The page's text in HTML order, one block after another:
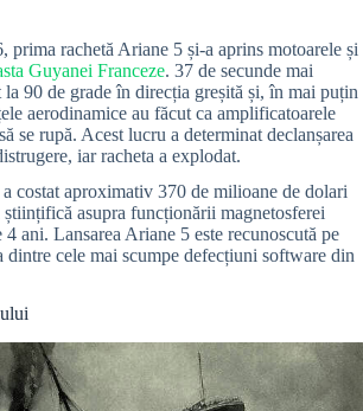
prima rachetă Ariane 5 și-a aprins motoarele și
Guyanei Franceze. 37 de secunde mai
la 90 de grade în direcția greșită și, în mai puțin
aerodinamice au făcut ca amplificatoarele
se rupă. Acest lucru a determinat declanșarea
iar racheta a explodat.
a costat aproximativ 370 de milioane de dolari
științifică asupra funcționării magnetosferei
ani. Lansarea Ariane 5 este recunoscută pe
dintre cele mai scumpe defecțiuni software din